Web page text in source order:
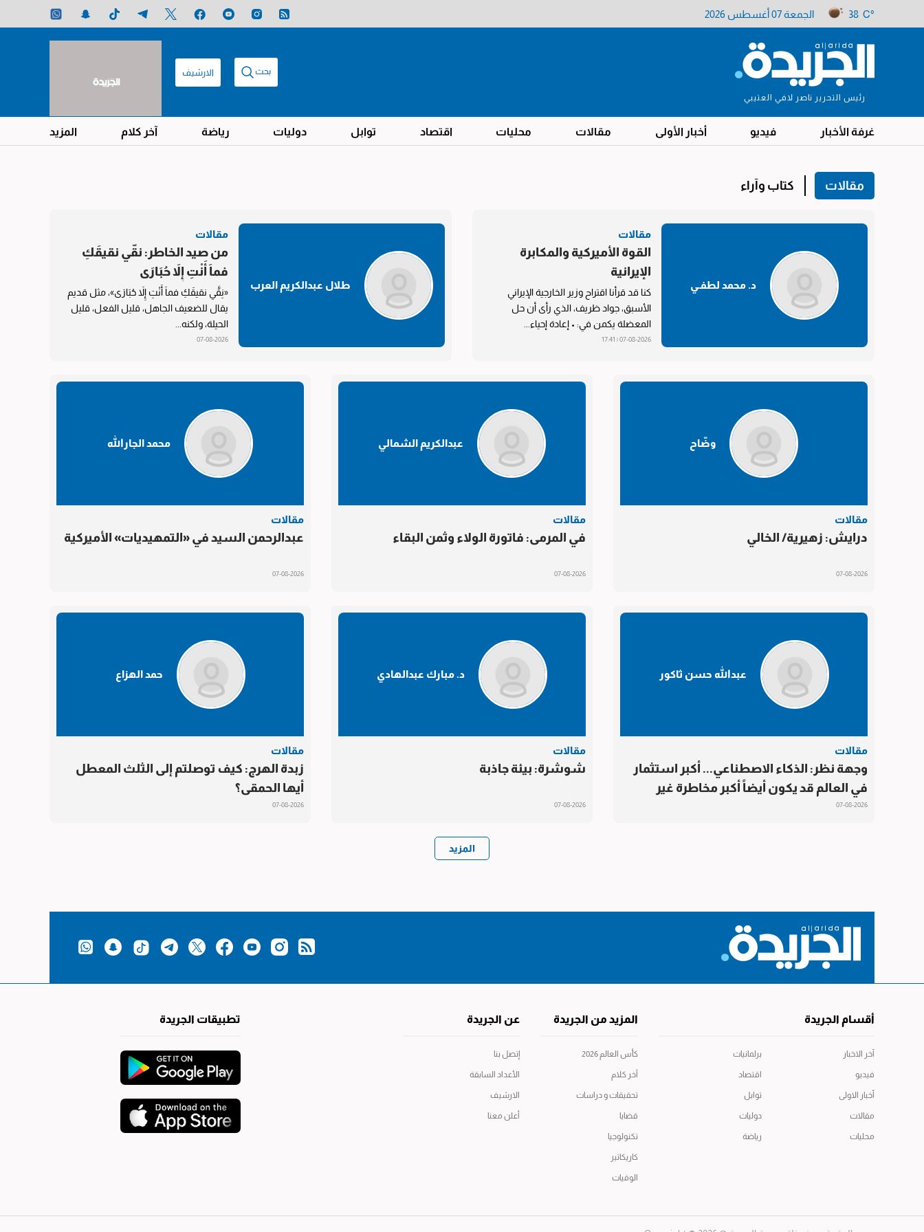
38 C° الجمعة 07 أغسطس 2026
رئيس التحرير ناصر لافي العتيبي
بحث الارشيف
غرفة الأخبار فيديو أخبار الأولى مقالات محليات اقتصاد توابل دوليات رياضة آخر كلام المزيد
مقالات كتاب وآراء
د. محمد لطفـي
مقالات
القوة الأميركية والمكابرة
الإيرانية
كنا قد قرأنا اقتراح وزير الخارجية الإيراني
الأسبق، جواد ظريف، الذي رأى أن حل
المعضلة يكمن في: • إعادة إحياء...
07-08-2026 | 17:41
طلال عبدالكريم العرب
مقالات
من صيد الخاطر: نقّي نقيقَكِ
فماَ أَنْتِ إِلاَ حُبَارَى
«نِقَّي نقيقَكِ فماَ أَنْتِ إِلاَ حُبَارَى»، مثل قديم
يقال للضعيف الجاهل، قليل الفعل، قليل
الحيلة، ولكنه...
07-08-2026
وضّاح
مقالات
درايش: زهيرية/ الخالي
07-08-2026
عبدالكريم الشمالي
مقالات
في المرمى: فاتورة الولاء وثمن البقاء
07-08-2026
محمد الجارالله
مقالات
عبدالرحمن السيد في «التمهيديات» الأميركية
07-08-2026
عبدالله حسن ثاكور
مقالات
وجهة نظر: الذكاء الاصطناعي... أكبر استثمار
في العالم قد يكون أيضاً أكبر مخاطرة غير
محسوبة
07-08-2026
د. مبارك عبدالهادي
مقالات
شوشرة: بيئة جاذبة
07-08-2026
حمد الهزاع
مقالات
زبدة الهرج: كيف توصلتم إلى الثلث المعطل
أيها الحمقى؟
07-08-2026
المزيد
أقسام الجريدة
آخر الاخبار
فيديو
أخبار الاولى
مقالات
محليات
برلمانيات
اقتصاد
توابل
دوليات
رياضة
المزيد من الجريدة
كأس العالم 2026
آخر كلام
تحقيقات و دراسات
قضايا
تكنولوجيا
كاريكاتير
الوفيات
عن الجريدة
إتصل بنا
الأعداد السابقة
الارشيف
أعلن معنا
تطبيقات الجريدة